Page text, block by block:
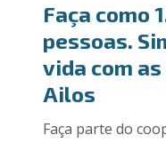
Faça como
pessoas.
vida com
Ailos
Faça parte do